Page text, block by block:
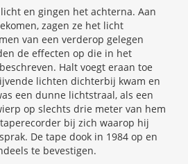
en gingen het achterna. Aan
zagen ze het licht
van een verderop gelegen
de effecten op die in het
Halt voegt eraan toe
lichten dichterbij kwam en
een dunne lichtstraal, als een
op slechts drie meter van hem
bij zich waarop hij
De tape dook in 1984 op en
te bevestigen.